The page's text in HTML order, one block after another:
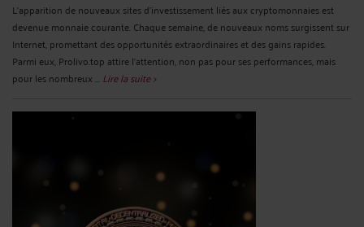
L’apparition de nouveaux sites d’investissement liés aux cryptomonnaies est
devenue monnaie courante. Chaque semaine, de nouveaux noms surgissent sur
Internet, promettant des opportunités extraordinaires et des gains rapides.
Parmi eux, Prolivo.top attire l’attention, non pas pour ses performances, mais
pour les nombreux ... Lire la suite >